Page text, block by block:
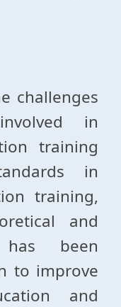
challenges
in
training
in
training,
and
has been
to improve
and